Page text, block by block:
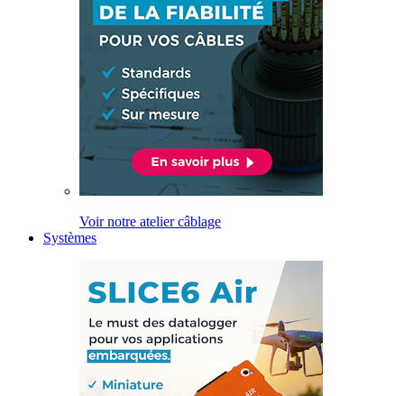
Voir notre atelier câblage
Systèmes